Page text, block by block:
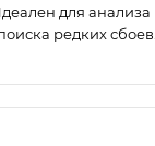
для анализа
редких сбоев.